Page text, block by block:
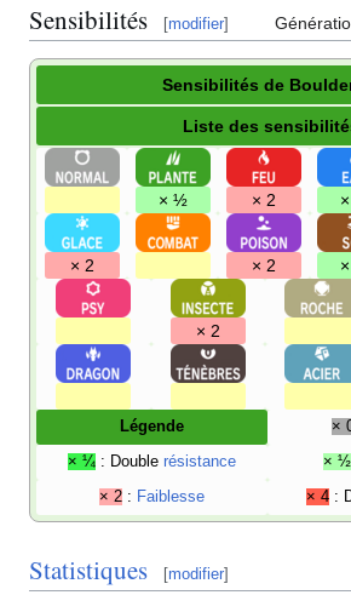
Sensibilités [modifier]
Sensibilités de
Liste des
× ½ × 2
× 2 × 2
× 2
Légende ×
× ¼ : Double résistance × ½
× 2 : Faiblesse × 4 :
Statistiques [modifier]